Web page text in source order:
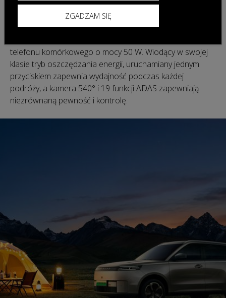
Funkcjonalność
Ciesz się najszybszym w swojej klasie szybkim
telefonu komórkowego o mocy 50 W. Wiodący w swojej
klasie tryb oszczędzania energii, uruchamiany jednym
przyciskiem zapewnia wydajność podczas każdej
podróży, a kamera 540° i 19 funkcji ADAS zapewniają
niezrównaną pewność i kontrolę.
ZGADZAM SIĘ